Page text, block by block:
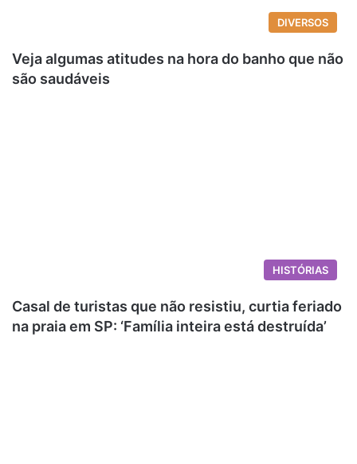
DIVERSOS
Veja algumas atitudes na hora do banho que não
são saudáveis
HISTÓRIAS
Casal de turistas que não resistiu, curtia feriado
na praia em SP: ‘Família inteira está destruída’